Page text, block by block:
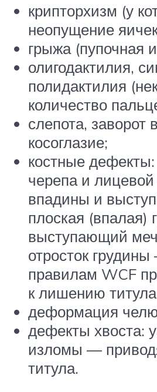
крипторхизм (у
неопущение
грыжа (пупочная
олигодактилия,
полидактилия
количество
слепота, заворот
косоглазие;
костные
черепа и лицевой
впадины и
плоская (впалая)
выступающий
отросток
правилам WCF
к лишению
деформация
дефекты хвоста:
изломы —
титула.